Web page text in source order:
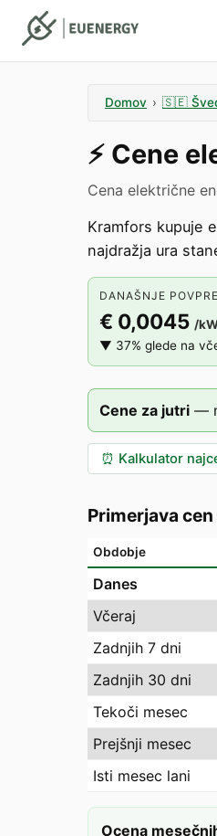
Domov › 🇸🇪
⚡️ Cene
Cena električne
Kramfors kupuje
najdražja ura
DANAŠNJE
€ 0,0045 /
▼ 37% glede na
Cene za jutri —
⏰ Kalkulator
Primerjava cen
Obdobje
Danes
Včeraj
Zadnjih 7 dni
Zadnjih 30 dni
Tekoči mesec
Prejšnji mesec
Isti mesec lani
Ocena